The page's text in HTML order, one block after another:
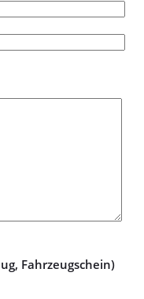
Fahrzeugschein)